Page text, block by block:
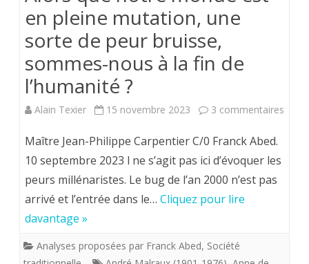
en pleine mutation, une
sorte de peur bruisse,
sommes-nous à la fin de
l’humanité ?
Alain Texier 15 novembre 2023 3 commentaires
Maître Jean-Philippe Carpentier C/0 Franck Abed.
10 septembre 2023 l ne s’agit pas ici d’évoquer les
peurs millénaristes. Le bug de l’an 2000 n’est pas
arrivé et l’entrée dans le… Cliquez pour lire
davantage »
Analyses proposées par Franck Abed, Société